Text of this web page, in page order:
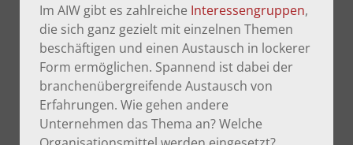
Im AIW gibt es zahlreiche Interessengruppen,
die sich ganz gezielt mit einzelnen Themen
beschäftigen und einen Austausch in lockerer
Form ermöglichen. Spannend ist dabei der
branchenübergreifende Austausch von
Erfahrungen. Wie gehen andere
Unternehmen das Thema an? Welche